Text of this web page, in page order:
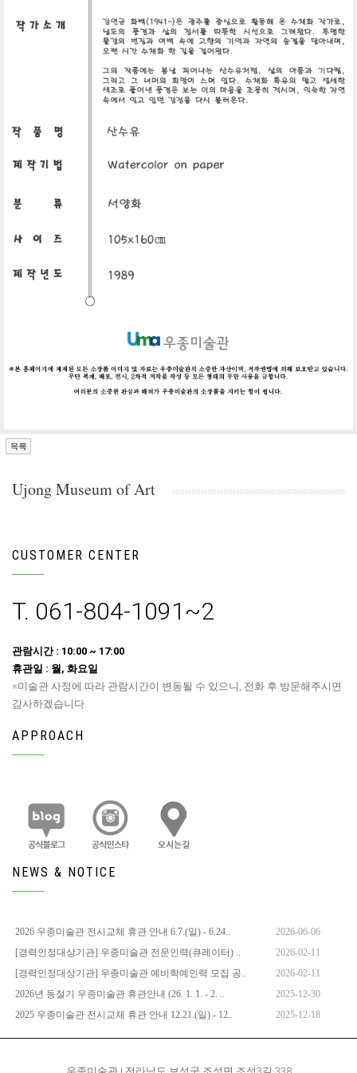
Ujong Museum of Art
CUSTOMER CENTER
T. 061-804-1091~2
관람시간 : 10:00 ~ 17:00
휴관일 : 월, 화요일
※미술관 사정에 따라 관람시간이 변동될 수 있으니, 전화 후 방문해주시면
감사하겠습니다.
APPROACH
NEWS & NOTICE
2026 우종미술관 전시교체 휴관 안내 6.7.(일) - 6.24..
2026-06-06
[경력인정대상기관] 우종미술관 전문인력(큐레이터) ..
2026-02-11
[경력인정대상기관] 우종미술관 예비학예인력 모집 공..
2026-02-11
2026년 동절기 우종미술관 휴관안내 (26. 1. 1. - 2. ..
2025-12-30
2025 우종미술관 전시교체 휴관 안내 12.21.(일) - 12..
2025-12-18